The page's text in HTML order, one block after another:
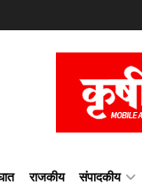
राजकीय संपादकीय